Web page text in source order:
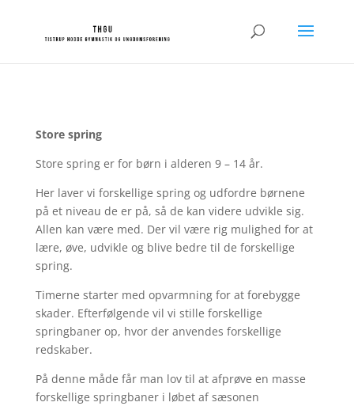
Store spring
Store spring er for børn i alderen 9 – 14 år.
Her laver vi forskellige spring og udfordre børnene
på et niveau de er på, så de kan videre udvikle sig.
Allen kan være med. Der vil være rig mulighed for at
lære, øve, udvikle og blive bedre til de forskellige
spring.
Timerne starter med opvarmning for at forebygge
skader. Efterfølgende vil vi stille forskellige
springbaner op, hvor der anvendes forskellige
redskaber.
På denne måde får man lov til at afprøve en masse
forskellige springbaner i løbet af sæsonen